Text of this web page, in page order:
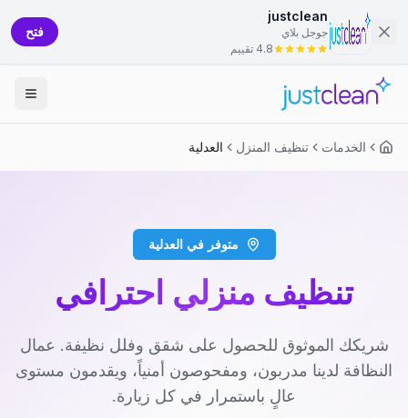
justclean
جوجل بلاي
4.8 تقييم
فتح
الخدمات تنظيف المنزل العدلية
متوفر في العدلية
تنظيف منزلي احترافي
شريكك الموثوق للحصول على شقق وفلل نظيفة. عمال
النظافة لدينا مدربون، ومفحوصون أمنياً، ويقدمون مستوى
عالٍ باستمرار في كل زيارة.